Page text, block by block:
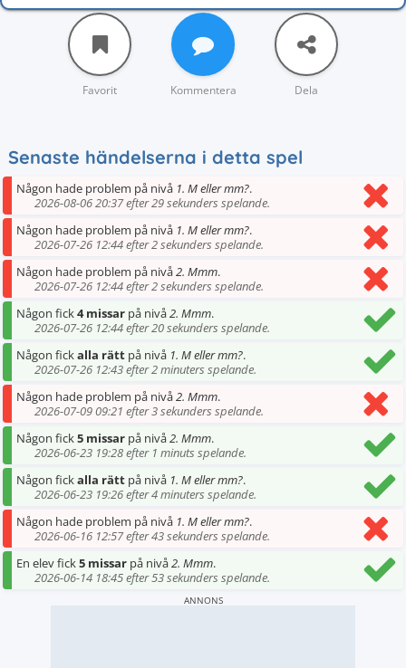
Favorit Kommentera Dela
Senaste händelserna i detta spel
Någon hade problem på nivå 1. M eller mm?.
2026-08-06 20:37 efter 29 sekunders spelande.
Någon hade problem på nivå 1. M eller mm?.
2026-07-26 12:44 efter 2 sekunders spelande.
Någon hade problem på nivå2. Mmm.
2026-07-26 12:44 efter 2 sekunders spelande.
Någon fick4 missar på nivå2. Mmm.
2026-07-26 12:44 efter 20 sekunders spelande.
Någon fickalla rätt på nivå 1. M eller mm?.
2026-07-26 12:43 efter 2 minuters spelande.
Någon hade problem på nivå2. Mmm.
2026-07-09 09:21 efter 3 sekunders spelande.
Någon fick5 missar på nivå2. Mmm.
2026-06-23 19:28 efter 1 minuts spelande.
Någon fickalla rätt på nivå 1. M eller mm?.
2026-06-23 19:26 efter 4 minuters spelande.
Någon hade problem på nivå 1. M eller mm?.
2026-06-16 12:57 efter 43 sekunders spelande.
En elev fick5 missar på nivå2. Mmm.
2026-06-14 18:45 efter 53 sekunders spelande.
ANNONS